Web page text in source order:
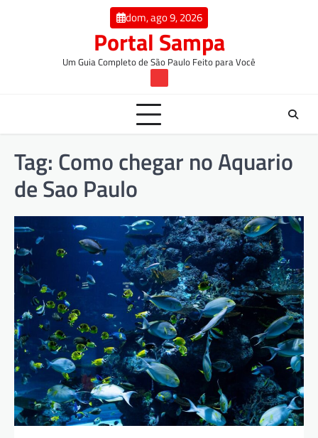
dom, ago 9, 2026
Portal Sampa
Um Guia Completo de São Paulo Feito para Você
TW
Tag: Como chegar no Aquario
de Sao Paulo